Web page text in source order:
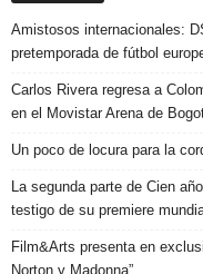
Amistosos internacionales:
pretemporada de fútbol
Carlos Rivera regresa a
en el Movistar Arena de
Un poco de locura para la
La segunda parte de Cien
testigo de su premiere
Film&Arts presenta en
Norton y Madonna”